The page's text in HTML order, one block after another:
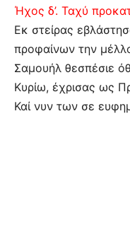
Ήχος δ’. Ταχύ
Εκ στείρας
προφαίνων την
Σαμουήλ θεσπέσιε
Κυρίω, έχρισας ως
Καί νυν των σε